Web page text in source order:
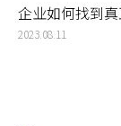
企业如何找到
广度和深度以及
2023.08.11